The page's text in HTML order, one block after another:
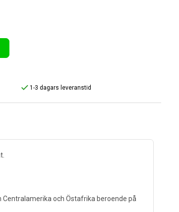
1-3 dagars leveranstid
och Östafrika beroende på